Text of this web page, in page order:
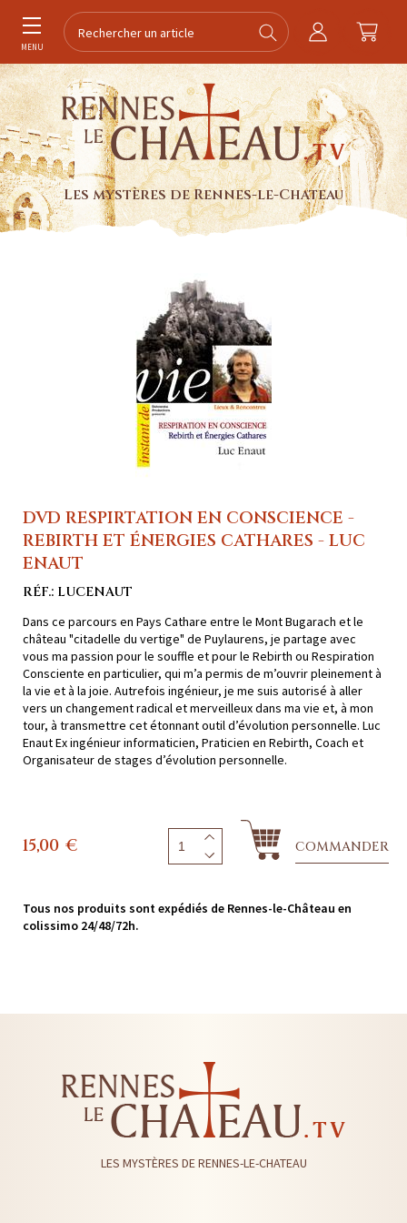
MENU
Les mystères de Rennes-le-Chateau
DVD RESPIRTATION EN CONSCIENCE -
REBIRTH ET ÉNERGIES CATHARES - LUC
ENAUT
RÉF.: LUCENAUT
Dans ce parcours en Pays Cathare entre le Mont Bugarach et le
château "citadelle du vertige" de Puylaurens, je partage avec
vous ma passion pour le souffle et pour le Rebirth ou Respiration
Consciente en particulier, qui m’a permis de m’ouvrir pleinement à
la vie et à la joie. Autrefois ingénieur, je me suis autorisé à aller
vers un changement radical et merveilleux dans ma vie et, à mon
tour, à transmettre cet étonnant outil d’évolution personnelle. Luc
Enaut Ex ingénieur informaticien, Praticien en Rebirth, Coach et
Organisateur de stages d’évolution personnelle.
15,00 € COMMANDER
Tous nos produits sont expédiés de Rennes-le-Château en
colissimo 24/48/72h.
LES MYSTÈRES DE RENNES-LE-CHATEAU